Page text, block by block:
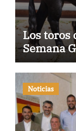
Los toros
Semana
Noticias